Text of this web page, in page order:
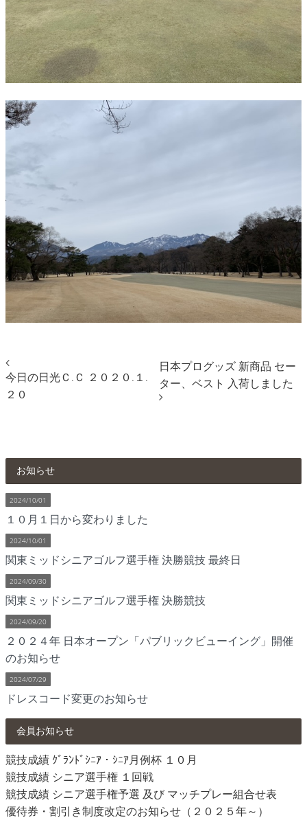
今日の日光Ｃ.Ｃ ２０２０.１.
２０
日本プログッズ 新商品 セー
ター、ベスト 入荷しました
お知らせ
2024/10/01
１０月１日から変わりました
2024/10/01
関東ミッドシニアゴルフ選手権 決勝競技 最終日
2024/09/30
関東ミッドシニアゴルフ選手権 決勝競技
2024/09/20
２０２４年 日本オープン「パブリックビューイング」開催
のお知らせ
2024/07/29
ドレスコード変更のお知らせ
会員お知らせ
競技成績 ｸﾞﾗﾝﾄﾞｼﾆｱ・ｼﾆｱ月例杯 １０月
競技成績 シニア選手権 １回戦
競技成績 シニア選手権予選 及び マッチプレー組合せ表
優待券・割引き制度改定のお知らせ（２０２５年～）